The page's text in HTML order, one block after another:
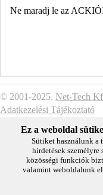
Ne maradj le az
© 2001-2025. Net-Tech
Adatkezelési Tájékoztató
Ez a weboldal
Sütiket használunk a
hirdetések személyre
közösségi funkciók
valamint weboldalunk